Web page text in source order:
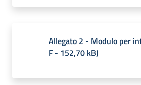
Allegato 2 - Modulo per
F - 152,70 kB)